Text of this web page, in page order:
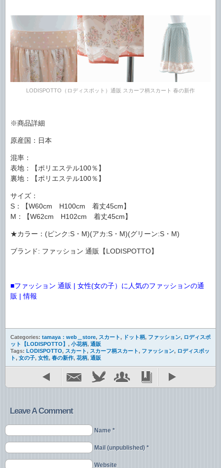
LODISPOTTO（ロディスポット）通販 スカーフ柄スカート 春の新作
※商品詳細
原産国：日本
混率：
表地：【ポリエステル100％】
裏地：【ポリエステル100％】
サイズ：
S：【W60cm H100cm 着丈45cm】
M：【W62cm H102cm 着丈45cm】
★カラー：(ピンク:S・M)(アカ:S・M)(グリーン:S・M)
ブランド: ファッション 通販【LODISPOTTO】
■ファッション 通販 | 女性(女の子）に人気のファッションの通
販 | 情報
Categories: tamaya：web＿store, スカート, ドット柄, ファッション, ロディスポ
ット【LODISPOTTO】 , 小花柄, 通販
Tags: LODISPOTTO, スカート, スカーフ柄スカート, ファッション, ロディスポッ
ト, 女の子, 女性, 春の新作, 花柄, 通販
Leave A Comment
Name *
Mail (unpublished) *
Website